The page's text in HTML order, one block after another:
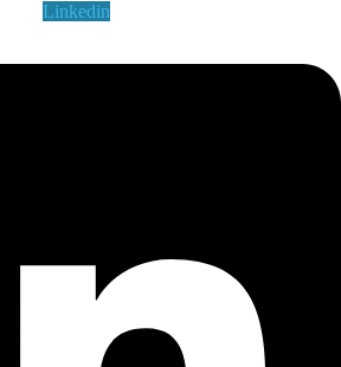
Linkedin